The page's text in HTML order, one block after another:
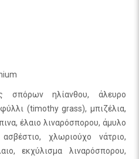
σπόρων ηλίανθου, άλευρο
(timothy grass), μπιζέλια,
έλαιο λιναρόσπορου, άμυλο
χλωριούχο νάτριο,
εκχύλισμα λιναρόσπορου,